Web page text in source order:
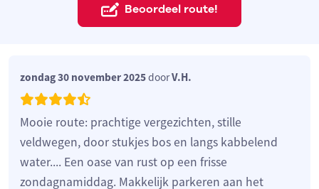
Beoordeel route!
zondag 30 november 2025doorV.H.
Mooie route: prachtige vergezichten, stille
veldwegen, door stukjes bos en langs kabbelend
water.... Een oase van rust op een frisse
zondagnamiddag. Makkelijk parkeren aan het